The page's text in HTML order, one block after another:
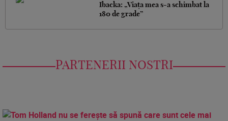
Ibacka: „Viața mea s-a schimbat la
180 de grade”
PARTENERII NOSTRI